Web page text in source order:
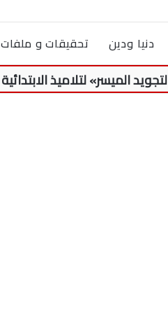
دنيا ودين تحقيقات و ملفات
لتلاميذ الابتدائية